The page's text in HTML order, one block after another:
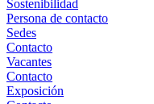
Sostenibilidad
Persona de contacto
Sedes
Contacto
Vacantes
Contacto
Exposición